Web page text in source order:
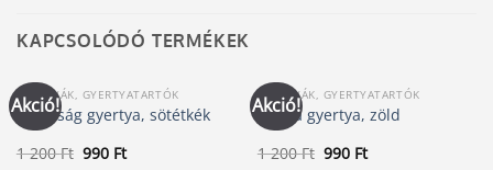
KAPCSOLÓDÓ TERMÉKEK
Akció!
GYERTYÁK, GYERTYATARTÓK
Kívánság gyertya, sötétkék
1 200Ft Original
price
990 FtCurrent
price
Akció!
GYERTYÁK, GYERTYATARTÓK
Mágia gyertya, zöld
1 200Ft Original
price
990 FtCurrent
price